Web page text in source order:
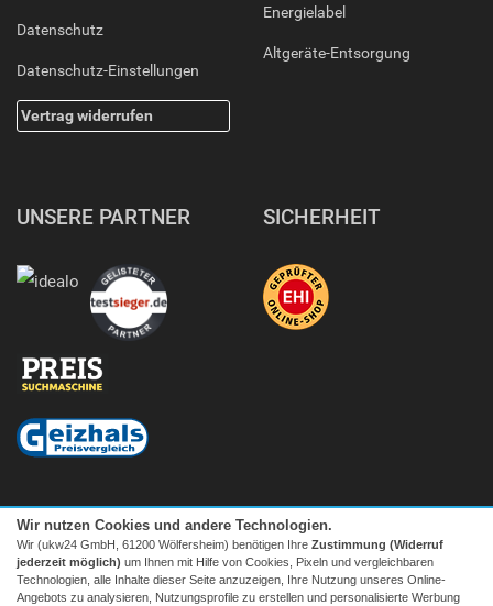
Datenschutz
Datenschutz-Einstellungen
Vertrag widerrufen
Energielabel
Altgeräte-Entsorgung
UNSERE PARTNER SICHERHEIT
Wir nutzen Cookies und andere Technologien.
Wir (ukw24 GmbH, 61200 Wölfersheim) benötigen Ihre Zustimmung (Widerruf
jederzeit möglich) um Ihnen mit Hilfe von Cookies, Pixeln und vergleichbaren
Technologien, alle Inhalte dieser Seite anzuzeigen, Ihre Nutzung unseres Online-
Angebots zu analysieren, Nutzungsprofile zu erstellen und personalisierte Werbung